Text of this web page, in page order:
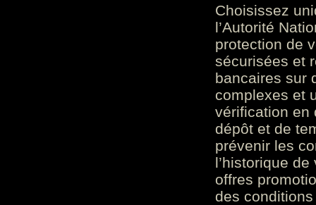
Choisissez
l’Autorité
protection de
sécurisées et
bancaires sur
complexes et
vérification en
dépôt et de
prévenir les
l’historique
offres
des